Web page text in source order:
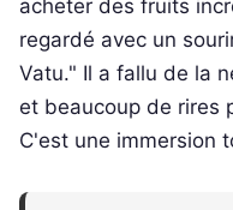
acheter des fruits
regardé avec un
Vatu." Il a fallu de la
et beaucoup de rires
C'est une immersion